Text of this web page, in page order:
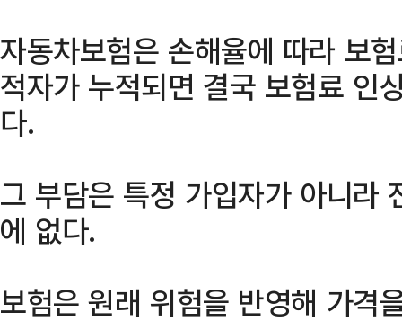
자동차보험은 손해율에 따라 보
적자가 누적되면 결국 보험료 인
다.
그 부담은 특정 가입자가 아니라
에 없다.
보험은 원래 위험을 반영해 가격